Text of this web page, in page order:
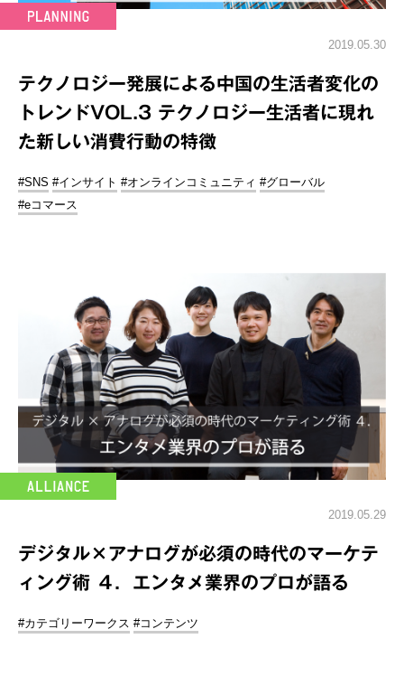
2019.05.30
テクノロジー発展による中国の生活者変化の
トレンドVOL.3 テクノロジー生活者に現れ
た新しい消費行動の特徴
#SNS #インサイト #オンラインコミュニティ #グローバル
#eコマース
2019.05.29
デジタル×アナログが必須の時代のマーケテ
ィング術 ４．エンタメ業界のプロが語る
#カテゴリーワークス #コンテンツ